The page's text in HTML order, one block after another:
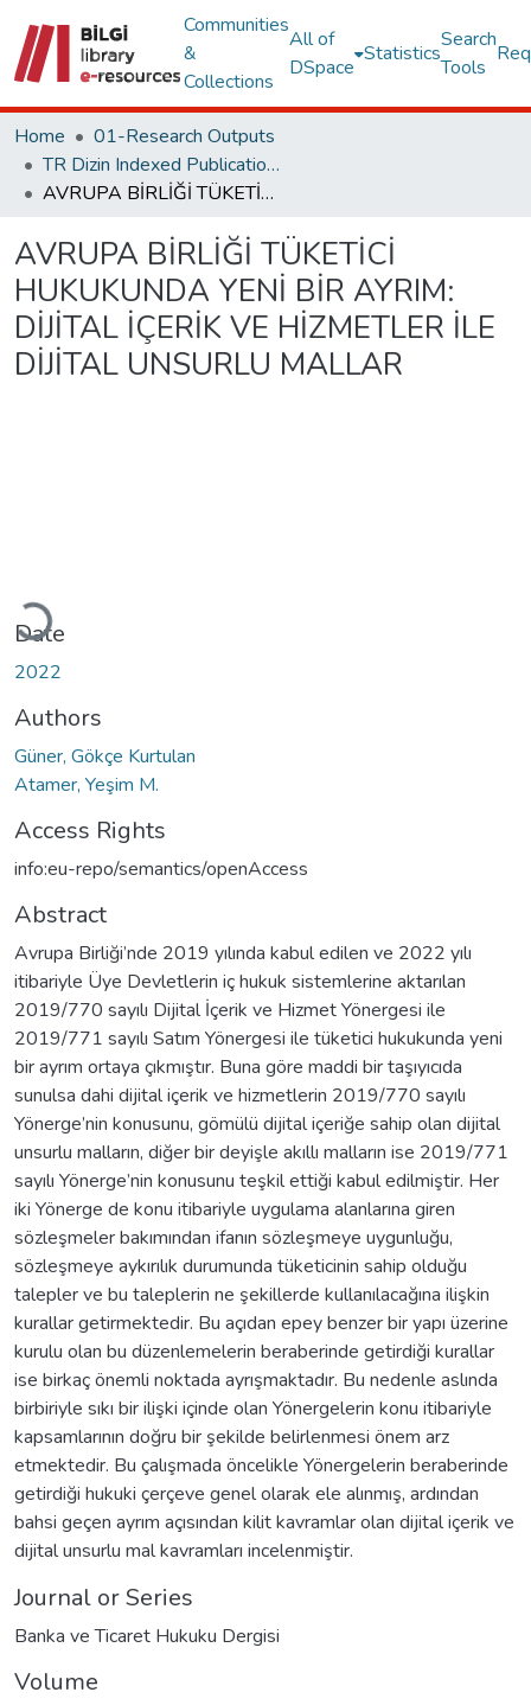
Communities
&
Collections
All of
DSpace
Statistics
Search
Tools
Home
01-Research Outputs
TR Dizin Indexed Publications
AVRUPA BİRLİĞİ TÜKETİCİ HUKUKUNDA YENİ BİR AYRIM: DİJİTAL İÇERİK VE HİZMETLER İLE DİJİTAL UNSURLU MALLAR
AVRUPA BİRLİĞİ TÜKETİCİ
HUKUKUNDA YENİ BİR AYRIM:
DİJİTAL İÇERİK VE HİZMETLER İLE
DİJİTAL UNSURLU MALLAR
Loading...
Date
2022
Authors
Güner, Gökçe Kurtulan
Atamer, Yeşim M.
Access Rights
info:eu-repo/semantics/openAccess
Abstract
Avrupa Birliği’nde 2019 yılında kabul edilen ve 2022 yılı
itibariyle Üye Devletlerin iç hukuk sistemlerine aktarılan
2019/770 sayılı Dijital İçerik ve Hizmet Yönergesi ile
2019/771 sayılı Satım Yönergesi ile tüketici hukukunda yeni
bir ayrım ortaya çıkmıştır. Buna göre maddi bir taşıyıcıda
sunulsa dahi dijital içerik ve hizmetlerin 2019/770 sayılı
Yönerge’nin konusunu, gömülü dijital içeriğe sahip olan dijital
unsurlu malların, diğer bir deyişle akıllı malların ise 2019/771
sayılı Yönerge’nin konusunu teşkil ettiği kabul edilmiştir. Her
iki Yönerge de konu itibariyle uygulama alanlarına giren
sözleşmeler bakımından ifanın sözleşmeye uygunluğu,
sözleşmeye aykırılık durumunda tüketicinin sahip olduğu
talepler ve bu taleplerin ne şekillerde kullanılacağına ilişkin
kurallar getirmektedir. Bu açıdan epey benzer bir yapı üzerine
kurulu olan bu düzenlemelerin beraberinde getirdiği kurallar
ise birkaç önemli noktada ayrışmaktadır. Bu nedenle aslında
birbiriyle sıkı bir ilişki içinde olan Yönergelerin konu itibariyle
kapsamlarının doğru bir şekilde belirlenmesi önem arz
etmektedir. Bu çalışmada öncelikle Yönergelerin beraberinde
getirdiği hukuki çerçeve genel olarak ele alınmış, ardından
bahsi geçen ayrım açısından kilit kavramlar olan dijital içerik ve
dijital unsurlu mal kavramları incelenmiştir.
Journal or Series
Banka ve Ticaret Hukuku Dergisi
Volume